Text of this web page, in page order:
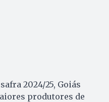
2024/25, Goiás
produtores de